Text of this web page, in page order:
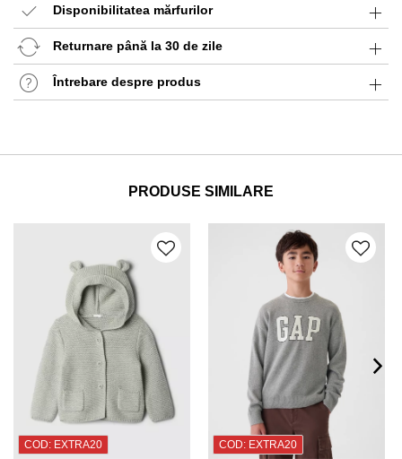
Disponibilitatea mărfurilor
Returnare până la 30 de zile
Întrebare despre produs
PRODUSE SIMILARE
COD: EXTRA20 COD: EXTRA20